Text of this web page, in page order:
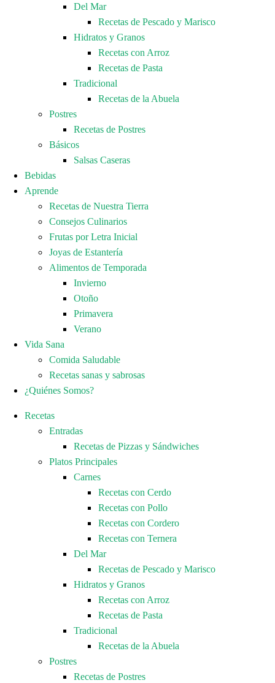
Del Mar
Recetas de Pescado y Marisco
Hidratos y Granos
Recetas con Arroz
Recetas de Pasta
Tradicional
Recetas de la Abuela
Postres
Recetas de Postres
Básicos
Salsas Caseras
Bebidas
Aprende
Recetas de Nuestra Tierra
Consejos Culinarios
Frutas por Letra Inicial
Joyas de Estantería
Alimentos de Temporada
Invierno
Otoño
Primavera
Verano
Vida Sana
Comida Saludable
Recetas sanas y sabrosas
¿Quiénes Somos?
Recetas
Entradas
Recetas de Pizzas y Sándwiches
Platos Principales
Carnes
Recetas con Cerdo
Recetas con Pollo
Recetas con Cordero
Recetas con Ternera
Del Mar
Recetas de Pescado y Marisco
Hidratos y Granos
Recetas con Arroz
Recetas de Pasta
Tradicional
Recetas de la Abuela
Postres
Recetas de Postres